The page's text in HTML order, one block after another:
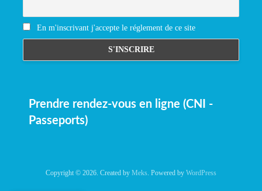
En m'inscrivant j'accepte le réglement de ce site
Prendre rendez-vous en ligne (CNI -
Passeports)
Copyright © 2026. Created by Meks . Powered by WordPress